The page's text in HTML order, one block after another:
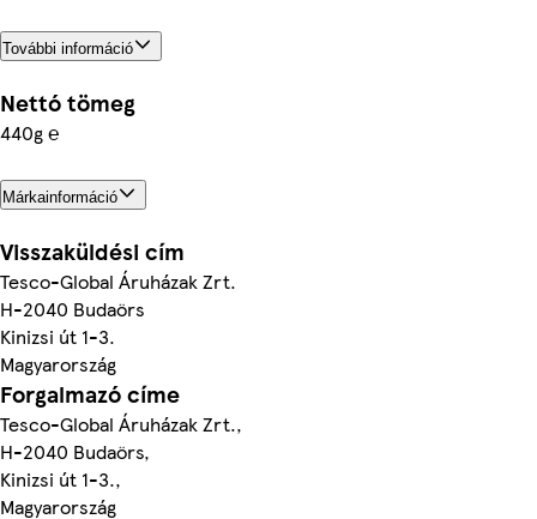
További információ
Nettó tömeg
440g ℮
Márkainformáció
Visszaküldési cím
Tesco-Global Áruházak Zrt.
H-2040 Budaörs
Kinizsi út 1-3.
Magyarország
Forgalmazó címe
Tesco-Global Áruházak Zrt.,
H-2040 Budaörs,
Kinizsi út 1-3.,
Magyarország